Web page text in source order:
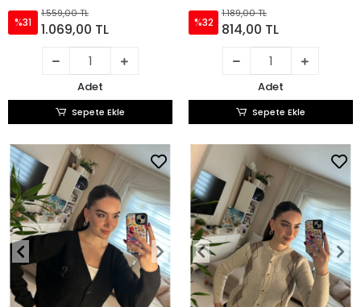
%31
1.559,00 TL
1.069,00 TL
Adet
Sepete Ekle
%32
1.189,00 TL
814,00 TL
Adet
Sepete Ekle